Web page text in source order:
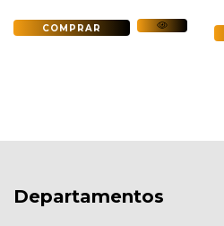
Departamentos